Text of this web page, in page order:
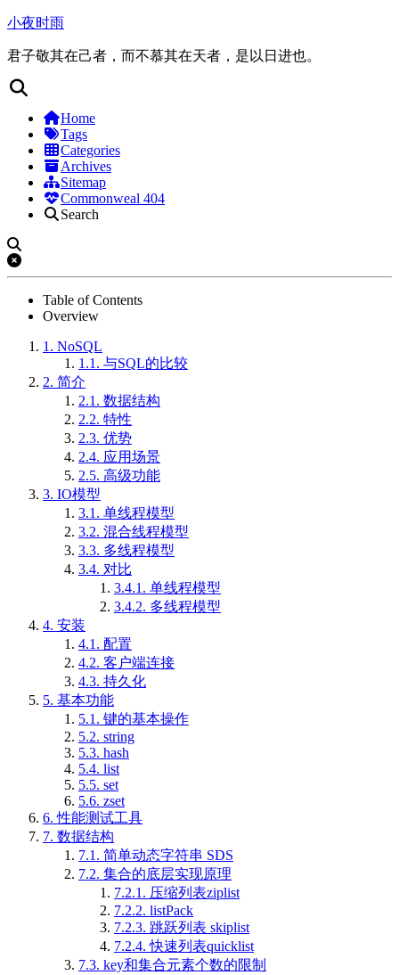
小夜时雨
君子敬其在己者，而不慕其在天者，是以日进也。
Home
Tags
Categories
Archives
Sitemap
Commonweal 404
Search
Table of Contents
Overview
1. NoSQL
1.1. 与SQL的比较
2. 简介
2.1. 数据结构
2.2. 特性
2.3. 优势
2.4. 应用场景
2.5. 高级功能
3. IO模型
3.1. 单线程模型
3.2. 混合线程模型
3.3. 多线程模型
3.4. 对比
3.4.1. 单线程模型
3.4.2. 多线程模型
4. 安装
4.1. 配置
4.2. 客户端连接
4.3. 持久化
5. 基本功能
5.1. 键的基本操作
5.2. string
5.3. hash
5.4. list
5.5. set
5.6. zset
6. 性能测试工具
7. 数据结构
7.1. 简单动态字符串 SDS
7.2. 集合的底层实现原理
7.2.1. 压缩列表ziplist
7.2.2. listPack
7.2.3. 跳跃列表 skiplist
7.2.4. 快速列表quicklist
7.3. key和集合元素个数的限制